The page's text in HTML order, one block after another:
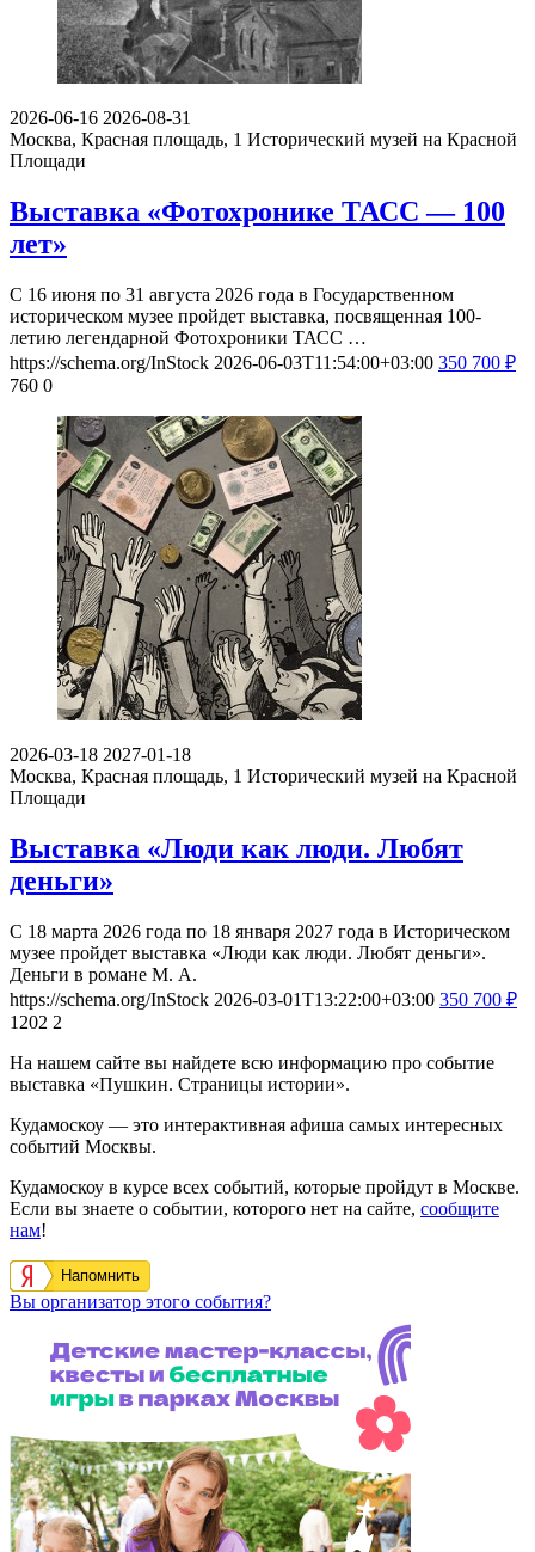
2026-06-16 2026-08-31
Москва, Красная площадь, 1 Исторический музей на Красной
Площади
Выставка «Фотохронике ТАСС — 100
лет»
С 16 июня по 31 августа 2026 года в Государственном
историческом музее пройдет выставка, посвященная 100-
летию легендарной Фотохроники ТАСС …
https://schema.org/InStock 2026-06-03T11:54:00+03:00 350 700 ₽
760 0
2026-03-18 2027-01-18
Москва, Красная площадь, 1 Исторический музей на Красной
Площади
Выставка «Люди как люди. Любят
деньги»
С 18 марта 2026 года по 18 января 2027 года в Историческом
музее пройдет выставка «Люди как люди. Любят деньги».
Деньги в романе М. А.
https://schema.org/InStock 2026-03-01T13:22:00+03:00 350 700 ₽
1202 2
На нашем сайте вы найдете всю информацию про событие
выставка «Пушкин. Страницы истории».
Кудамоскоу — это интерактивная афиша самых интересных
событий Москвы.
Кудамоскоу в курсе всех событий, которые пройдут в Москве.
Если вы знаете о событии, которого нет на сайте, сообщите
нам!
Напомнить
Вы организатор этого события?